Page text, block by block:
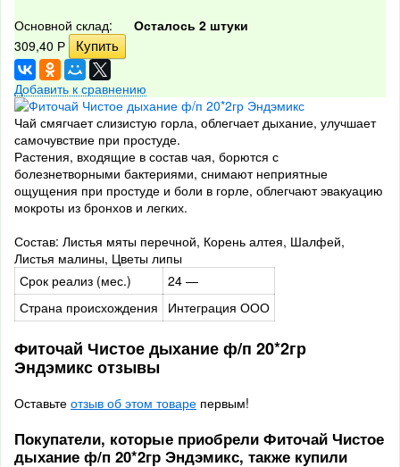
Основной склад:
Осталось 2 штуки
309,40 Р
Добавить к сравнению
Чай смягчает слизистую горла, облегчает дыхание, улучшает
самочувствие при простуде.
Растения, входящие в состав чая, борются с
болезнетворными бактериями, снимают неприятные
ощущения при простуде и боли в горле, облегчают эвакуацию
мокроты из бронхов и легких.
Состав: Листья мяты перечной, Корень алтея, Шалфей,
Листья малины, Цветы липы
Срок реализ (мес.)
24 —
Страна происхождения
Интеграция ООО
Фиточай Чистое дыхание ф/п 20*2гр
Эндэмикс отзывы
Оставьте отзыв об этом товаре первым!
Покупатели, которые приобрели Фиточай Чистое
дыхание ф/п 20*2гр Эндэмикс, также купили